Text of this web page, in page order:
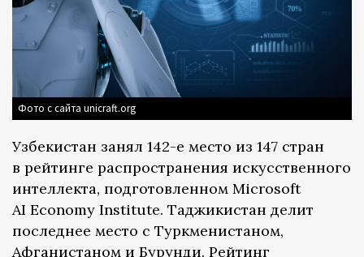
Фото с сайта unicraft.org
Узбекистан занял 142-е место из 147 стран
в рейтинге распространения искусственного
интеллекта, подготовленном Microsoft
AI Economy Institute. Таджикистан делит
последнее место с Туркменистаном,
Афганистаном и Бурунди. Рейтинг